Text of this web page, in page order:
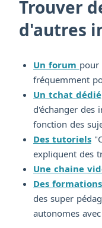
Trouver
d'autres
Un forum pour
fréquemment
Un tchat dédié
d'échanger des
fonction des
Des tutoriels
expliquent des
Une chaine
Des formations
des super
autonomes